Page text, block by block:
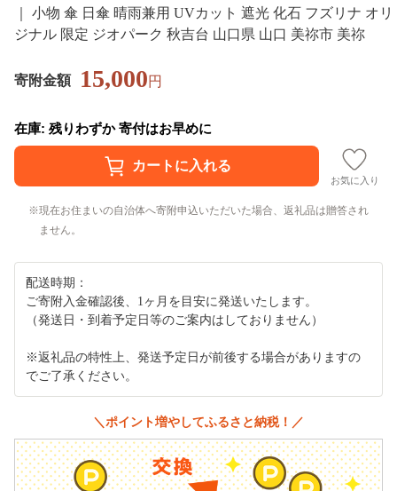
｜ 小物 傘 日傘 晴雨兼用 UVカット 遮光 化石 フズリナ オリ
ジナル 限定 ジオパーク 秋吉台 山口県 山口 美祢市 美祢
寄附金額 15,000円
在庫: 残りわずか 寄付はお早めに
お気に入り
現在お住まいの自治体へ寄附申込いただいた場合、返礼品は贈答され
ません。
配送時期：
ご寄附入金確認後、1ヶ月を目安に発送いたします。
（発送日・到着予定日等のご案内はしておりません）
※返礼品の特性上、発送予定日が前後する場合がありますの
でご了承ください。
＼ポイント増やしてふるさと納税！／